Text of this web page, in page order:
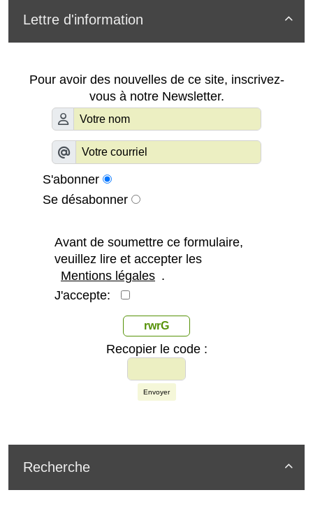

Lettre d'information
Pour avoir des nouvelles de ce site, inscrivez-
vous à notre Newsletter.
S'abonner
Se désabonner
Avant de soumettre ce formulaire,
veuillez lire et accepter les
Mentions légales .
J'accepte:
rwrG
Recopier le code :
Envoyer

Recherche